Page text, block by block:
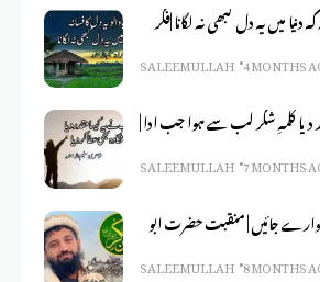
دنیا میں یہ دل کبھی نہ لگانا |فکر
SALEEM ULLAH 4 MONTHS
دیا کلمہِ شکر لب سے ہوا جب ادا |
SALEEM ULLAH 7 MONTHS
جائیں | منقبت حضرت ابو
SALEEM ULLAH 8 MONTHS